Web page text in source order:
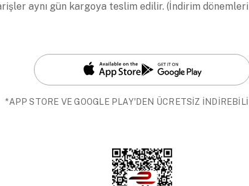
aynı gün kargoya teslim edilir. (İndirim
*APP STORE VE GOOGLE PLAY'DEN ÜCRETSİZ